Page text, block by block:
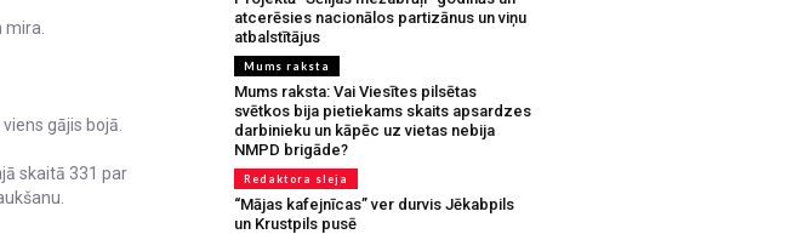
mira.
gājis bojā.
skaitā 331 par
atcerēsies nacionālos partizānus un viņu
atbalstītājus
Mums raksta
Mums raksta: Vai Viesītes pilsētas
svētkos bija pietiekams skaits apsardzes
darbinieku un kāpēc uz vietas nebija
NMPD brigāde?
Redaktora sleja
“Mājas kafejnīcas” ver durvis Jēkabpils
un Krustpils pusē